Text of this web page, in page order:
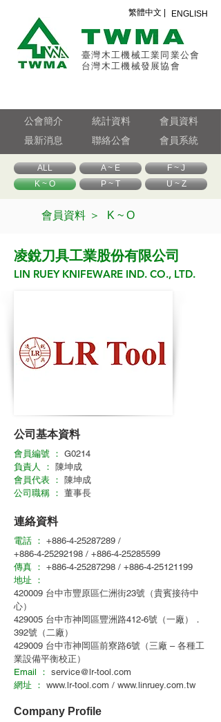
臺灣木工機械工業同業公會
台灣木工機械發展協會
繁體中文 | ENGLISH
公會簡介
最新消息
統計資料
聯絡公會
會員資料
會員系統
ALL A ~ E
F ~ J
K ~ O
P ~ T U ~ Z
會員資料 ＞ K ~ O
凌銳刀具工業股份有限公司
LIN RUEY KNIFEWARE IND. CO., LTD.
公司基本資料
會員編號 ： G0214
負責人 ：
陳坤成
會員代表 ：
陳坤成
公司職稱 ： 董事長
連絡資料
電話 ： +886-4-25287289 /
+886-4-25292198 / +886-4-25285599
傳真 ： +886-4-25287298 / +886-4-25121199
地址 ：
420009 台中市豐原區仁洲街23號（貴賓接待中
心）
429005 台中市神岡區豐洲路412-6號（一廠）．
392號（二廠）
429009 台中市神岡區前寮路6號（三廠 – 各種工
業設備平衡校正）
Email ： service@lr-tool.com
網址 ： www.lr-tool.com / www.linruey.com.tw
Company Profile